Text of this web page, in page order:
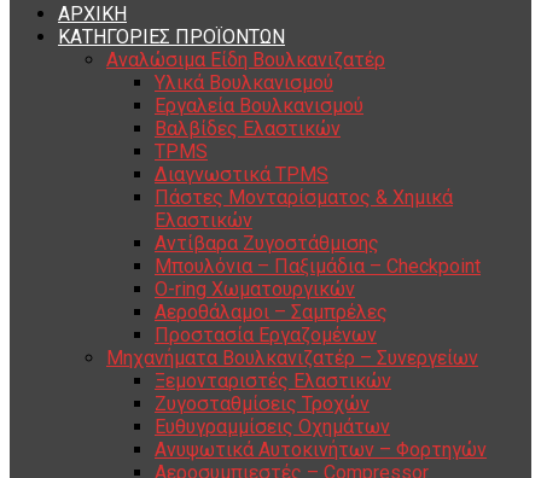
ΑΡΧΙΚΗ
ΚΑΤΗΓΟΡΙΕΣ ΠΡΟΪΟΝΤΩΝ
Αναλώσιμα Είδη Βουλκανιζατέρ
Υλικά Βουλκανισμού
Εργαλεία Βουλκανισμού
Βαλβίδες Ελαστικών
TPMS
Διαγνωστικά TPMS
Πάστες Μονταρίσματος & Χημικά
Ελαστικών
Αντίβαρα Ζυγοστάθμισης
Μπουλόνια – Παξιμάδια – Checkpoint
O-ring Χωματουργικών
Αεροθάλαμοι – Σαμπρέλες
Προστασία Εργαζομένων
Μηχανήματα Βουλκανιζατέρ – Συνεργείων
Ξεμονταριστές Ελαστικών
Ζυγοσταθμίσεις Τροχών
Ευθυγραμμίσεις Οχημάτων
Ανυψωτικά Αυτοκινήτων – Φορτηγών
Αεροσυμπιεστές – Compressor